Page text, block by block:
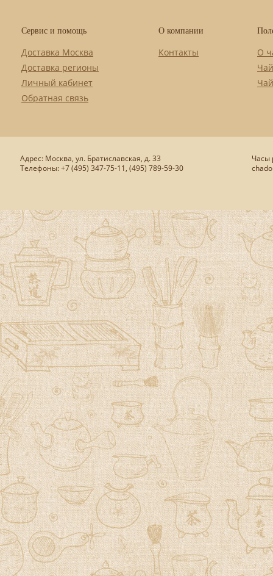
Сервис и помощь
Доставка Москва
Доставка регионы
Личный кабинет
Обратная связь
О компании
Контакты
О
Адрес: Москва, ул. Братиславская, д. 33
Телефоны: +7 (495) 347-75-11, (495) 789-59-30
Часы